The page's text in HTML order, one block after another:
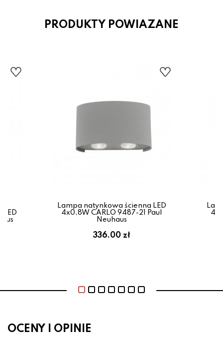
PRODUKTY POWIAZANE
LED
Lampa natynkowa ścienna LED
4x0,8W CARLO 9487-21 Paul
Neuhaus
336.00 zł
OCENY I OPINIE